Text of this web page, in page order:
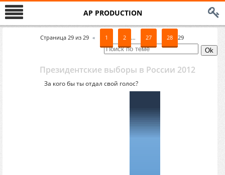
AP PRODUCTION
Страница 29из 29 « 1 2 … 27 28 29
Президентские выборы в России 2012
За кого бы ты отдал свой голос?